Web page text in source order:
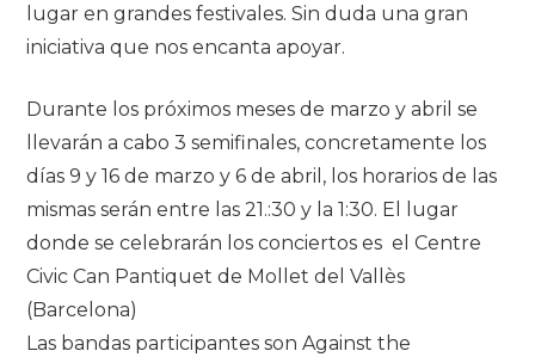
lugar en grandes festivales. Sin duda una gran
iniciativa que nos encanta apoyar.
Durante los próximos meses de marzo y abril se
llevarán a cabo 3 semifinales, concretamente los
días 9 y 16 de marzo y 6 de abril, los horarios de las
mismas serán entre las 21.:30 y la 1:30. El lugar
donde se celebrarán los conciertos es el Centre
Civic Can Pantiquet de Mollet del Vallès
(Barcelona)
Las bandas participantes son Against the